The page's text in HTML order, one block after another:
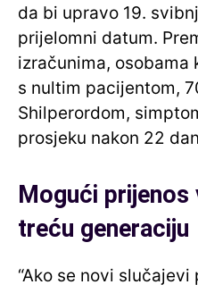
da bi upravo 19.
prijelomni datum.
izračunima, osobama
s nultim pacijentom,
Shilperordom,
prosjeku nakon 22
Mogući prijenos
treću generaciju
“Ako se novi